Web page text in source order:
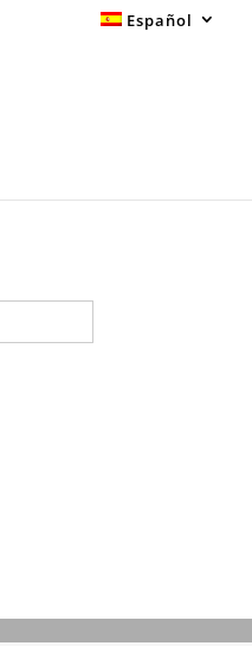
Español